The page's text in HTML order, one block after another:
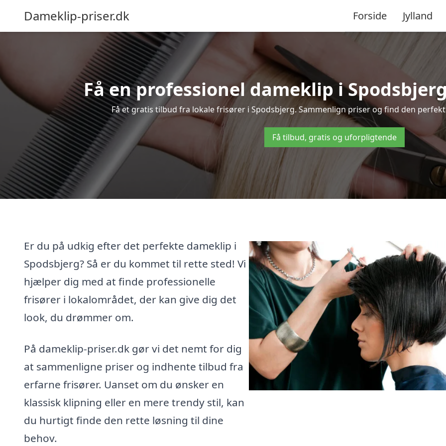
Dameklip-priser.dk Forside Jylland
Få en professionel dameklip i
Få et gratis tilbud fra lokale frisører i Spodsbjerg. Sammenlign priser og find den
Få tilbud, gratis og uforpligtende
Er du på udkig efter det perfekte dameklip i
Spodsbjerg? Så er du kommet til rette sted! Vi
hjælper dig med at finde professionelle
frisører i lokalområdet, der kan give dig det
look, du drømmer om.
På dameklip-priser.dk gør vi det nemt for dig
at sammenligne priser og indhente tilbud fra
erfarne frisører. Uanset om du ønsker en
klassisk klipning eller en mere trendy stil, kan
du hurtigt finde den rette løsning til dine
behov.